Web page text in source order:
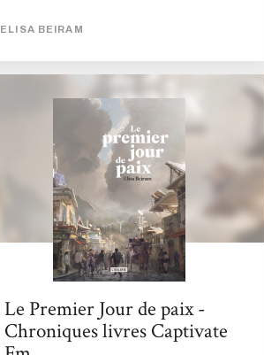
pitch ? En 2098, l’avenir (quel avenir) est
sombre pour ne pas dire apocalyptique. Les
sociétés se sont « adaptées » aux rigueurs
climatiques. Les « unes » événementielles des
ELISA BEIRAM
Le Premier Jour de paix -
Chroniques livres Captivate